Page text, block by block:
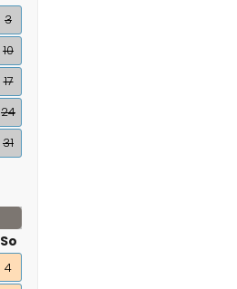
3
10
17
24
31
So
4